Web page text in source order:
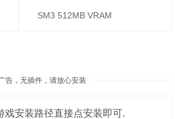
SM3 512MB VRAM
告，无插件，请放心安装
戏安装路径直接点安装即可.